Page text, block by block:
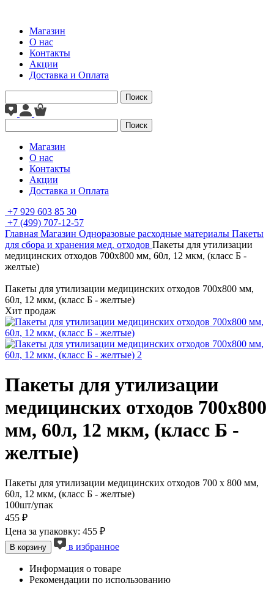
Магазин
О нас
Контакты
Акции
Доставка и Оплата
Поиск
Поиск
Магазин
О нас
Контакты
Акции
Доставка и Оплата
+7 929 603 85 30
+7 (499) 707-12-57
Главная Магазин Одноразовые расходные материалы Пакеты
для сбора и хранения мед. отходов Пакеты для утилизации
медицинских отходов 700x800 мм, 60л, 12 мкм, (класс Б -
желтые)
Пакеты для утилизации медицинских отходов 700x800 мм,
60л, 12 мкм, (класс Б - желтые)
Хит продаж
Пакеты для утилизации
медицинских отходов 700x800
мм, 60л, 12 мкм, (класс Б -
желтые)
Пакеты для утилизации медицинских отходов 700 x 800 мм,
60л, 12 мкм, (класс Б - желтые)
100шт/упак
455 ₽
Цена за упаковку: 455 ₽
В корзину в избранное
Информация о товаре
Рекомендации по использованию